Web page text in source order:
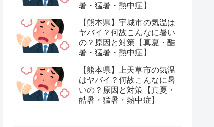
暑・猛暑・熱中症】
【熊本県】宇城市の気温は
ヤバイ？何故こんなに暑い
の？原因と対策【真夏・酷
暑・猛暑・熱中症】
【熊本県】上天草市の気温
はヤバイ？何故こんなに暑
いの？原因と対策【真夏・
酷暑・猛暑・熱中症】